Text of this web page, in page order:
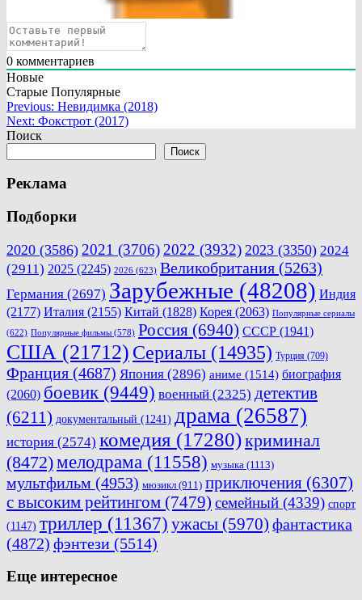
0 комментариев
Новые
Старые Популярные
Навигация
по
Previous: Невидимка (2018)
Next: Фокстрот (2017)
Поиск
Поиск
Реклама
Подборки
2020 (3586) 2021 (3706) 2022 (3932) 2023 (3350) 2024
(2911) 2025 (2245) 2026 (623) Великобритания (5263)
Германия (2697) Зарубежные (48208) Индия
(2177) Италия (2155) Китай (1828) Корея (2063) Популярные сериалы
(622) Популярные фильмы (578) Россия (6940) СССР (1941)
США (21712) Сериалы (14935) Турция (709)
Франция (4687) Япония (2896) аниме (1514) биография
(2060) боевик (9449) военный (2325) детектив
(6211) документальный (1241) драма (26587)
история (2574) комедия (17280)криминал
(8472)мелодрама (11558) музыка (1113)
мультфильм (4953) мюзикл (911) приключения (6307)
с высоким рейтингом (7479) семейный (4339) спорт
(1147) триллер (11367) ужасы (5970) фантастика
(4872) фэнтези (5514)
Еще интересное